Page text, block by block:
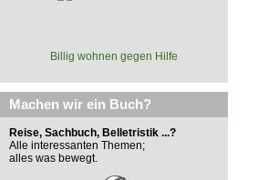
Billig wohnen gegen Hilfe
Machen wir ein Buch?
Reise, Sachbuch, Belletristik ...?
Alle interessanten Themen;
alles was bewegt.